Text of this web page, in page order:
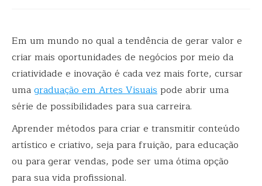
Em um mundo no qual a tendência de gerar valor e
criar mais oportunidades de negócios por meio da
criatividade e inovação é cada vez mais forte, cursar
umagraduação em Artes Visuaispode abrir uma
série de possibilidades para sua carreira.
Aprender métodos para criar e transmitir conteúdo
artístico e criativo, seja para fruição, para educação
ou para gerar vendas, pode ser uma ótima opção
para sua vida profissional.